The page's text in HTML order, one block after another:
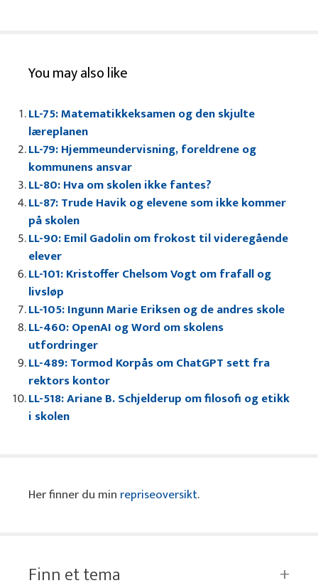
You may also like
LL-75: Matematikkeksamen og den skjulte
læreplanen
LL-79: Hjemmeundervisning, foreldrene og
kommunens ansvar
LL-80: Hva om skolen ikke fantes?
LL-87: Trude Havik og elevene som ikke kommer
på skolen
LL-90: Emil Gadolin om frokost til videregående
elever
LL-101: Kristoffer Chelsom Vogt om frafall og
livsløp
LL-105: Ingunn Marie Eriksen og de andres skole
LL-460: OpenAI og Word om skolens
utfordringer
LL-489: Tormod Korpås om ChatGPT sett fra
rektors kontor
LL-518: Ariane B. Schjelderup om filosofi og etikk
i skolen
Her finner du min repriseoversikt.
Finn et tema